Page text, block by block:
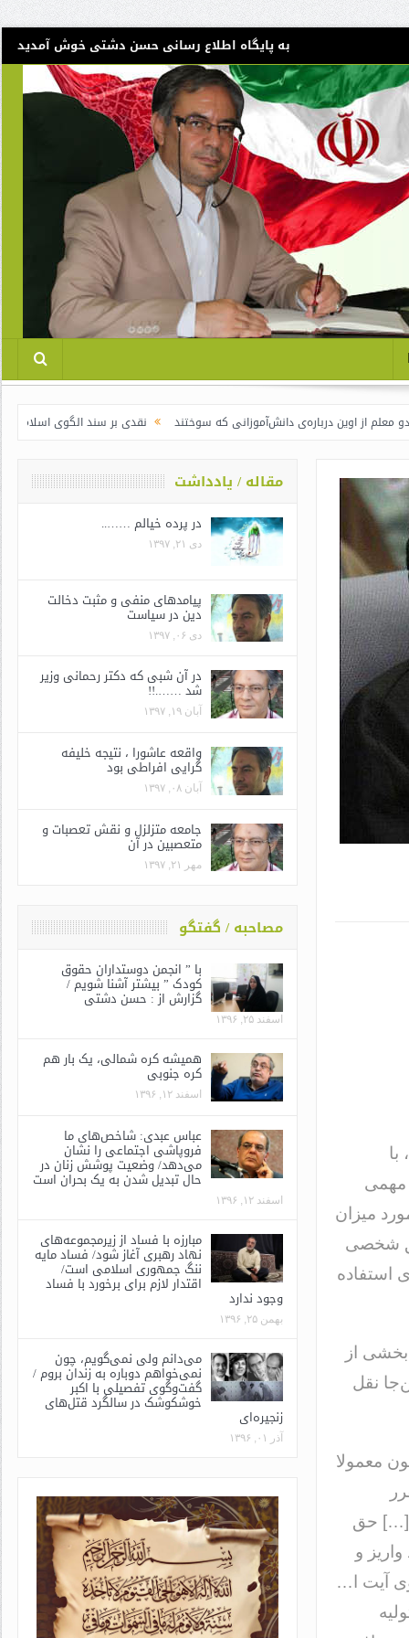
به پایگاه اطلاع رسانی حسن دشتی خوش آمدید
درباره‌ی دانش‌آموزانی که سوختند
نقدی بر سند الگوی اسلامی ایرانی پیشرفت
حاوی نکته‌های مهمی
میزان
شخصی
استفاده
از
نقل
بود؛ چون معمولا
[…] حق
و
آیت ا…
مقاله / یادداشت
در پرده خیالم ……..
دی ۲۱, ۱۳۹۷
پیامدهای منفی و مثبت دخالت
دین در سیاست
دی ۰۶, ۱۳۹۷
در آن شبی که دکتر رحمانی وزیر
شد …….!!
آبان ۱۹, ۱۳۹۷
واقعه عاشورا ، نتیجه خلیفه
گرایی افراطی بود
آبان ۰۸, ۱۳۹۷
جامعه متزلزل و نقش تعصبات و
متعصبین در آن
مهر ۲۱, ۱۳۹۷
مصاحبه / گفتگو
با ” انجمن دوستداران حقوق
کودک ” بیشتر آشنا شویم /
گزارش از : حسن دشتی
اسفند ۲۵, ۱۳۹۶
همیشه کره شمالی، یک بار هم
کره جنوبی
اسفند ۱۲, ۱۳۹۶
عباس عبدی: شاخص‌های ما
فروپاشی اجتماعی را نشان
می‌دهد/ وضعیت پوشش زنان در
حال تبدیل شدن به یک بحران است
اسفند ۱۲, ۱۳۹۶
مبارزه با فساد از زیرمجموعه‌های
نهاد رهبری آغاز شود/ فساد مایه
ننگ جمهوری اسلامی است/
اقتدار لازم برای برخورد با فساد
وجود ندارد
بهمن ۲۵, ۱۳۹۶
می‌دانم ولی نمی‌گویم، چون
نمی‌خواهم دوباره به زندان بروم /
گفت‌وگوی تفصیلی با اکبر
خوشکوشک در سالگرد قتل‌های
زنجیره‌ای
آذر ۰۱, ۱۳۹۶